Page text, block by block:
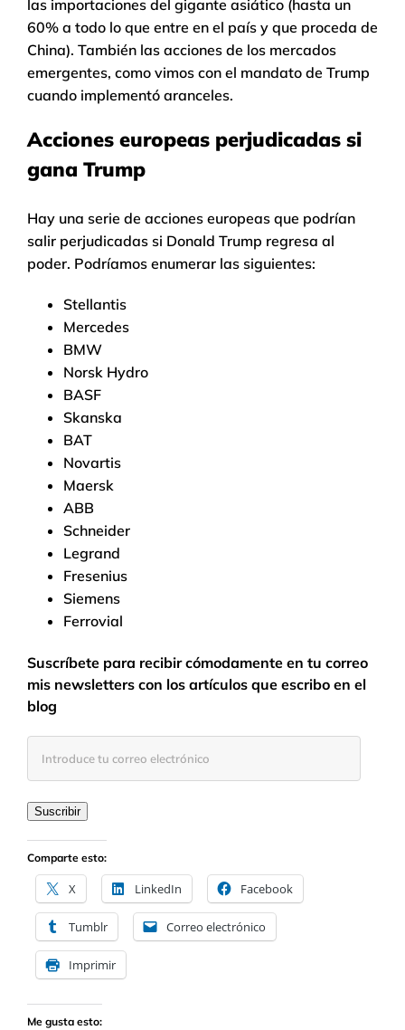
las importaciones del gigante asiático (hasta un
60% a todo lo que entre en el país y que proceda de
China). También las acciones de los mercados
emergentes, como vimos con el mandato de Trump
cuando implementó aranceles.
Acciones europeas perjudicadas si
gana Trump
Hay una serie de acciones europeas que podrían
salir perjudicadas si Donald Trump regresa al
poder. Podríamos enumerar las siguientes:
Stellantis
Mercedes
BMW
Norsk Hydro
BASF
Skanska
BAT
Novartis
Maersk
ABB
Schneider
Legrand
Fresenius
Siemens
Ferrovial
Suscríbete para recibir cómodamente en tu correo
mis newsletters con los artículos que escribo en el
blog
electrónico
Suscribir
Comparte esto:
X LinkedIn Facebook
Tumblr Correo electrónico
Imprimir
Me gusta esto: